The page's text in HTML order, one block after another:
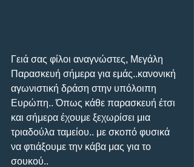
Γειά σας φίλοι αναγνώστες, Μεγάλη
Παρασκευή σήμερα για εμάς..κανονική
αγωνιστική δράση στην υπόλοιπη
Ευρώπη.. Όπως κάθε παρασκευή έτσι
και σήμερα έχουμε ξεχωρίσει μια
τριαδούλα ταμείου.. με σκοπό φυσικά
να φτιάξουμε την κάβα μας για το
σουκού..